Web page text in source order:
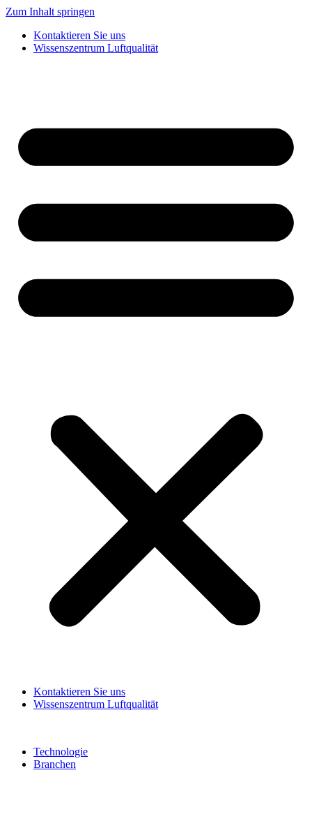
Zum Inhalt springen
Kontaktieren Sie uns
Wissenszentrum Luftqualität
Kontaktieren Sie uns
Wissenszentrum Luftqualität
Technologie
Branchen